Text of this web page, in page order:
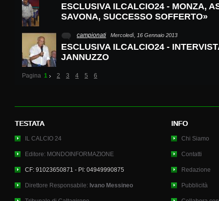
ESCLUSIVA ILCALCIO24 - MONZA,
SAVONA, SUCCESSO SOFFERTO»
campionati Mercoledì, 16 Gennaio 2013
ESCLUSIVA ILCALCIO24 -
JANNUZZO
Pagina 1 2 3 4 5 6
TESTATA
IL CALCIO 24
Editore: MONDOINFORMAZIONE
CF: 91023650871 - PI: 04949990875
Direttore Responsabile: Ivano Messineo
INFO
Chi Siamo
Contatti
Redazione
Pubblicità